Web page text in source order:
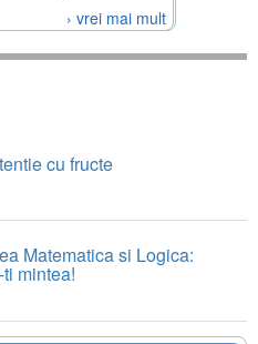
› vrei mai mult
cu fructe
Matematica si Logica:
mintea!